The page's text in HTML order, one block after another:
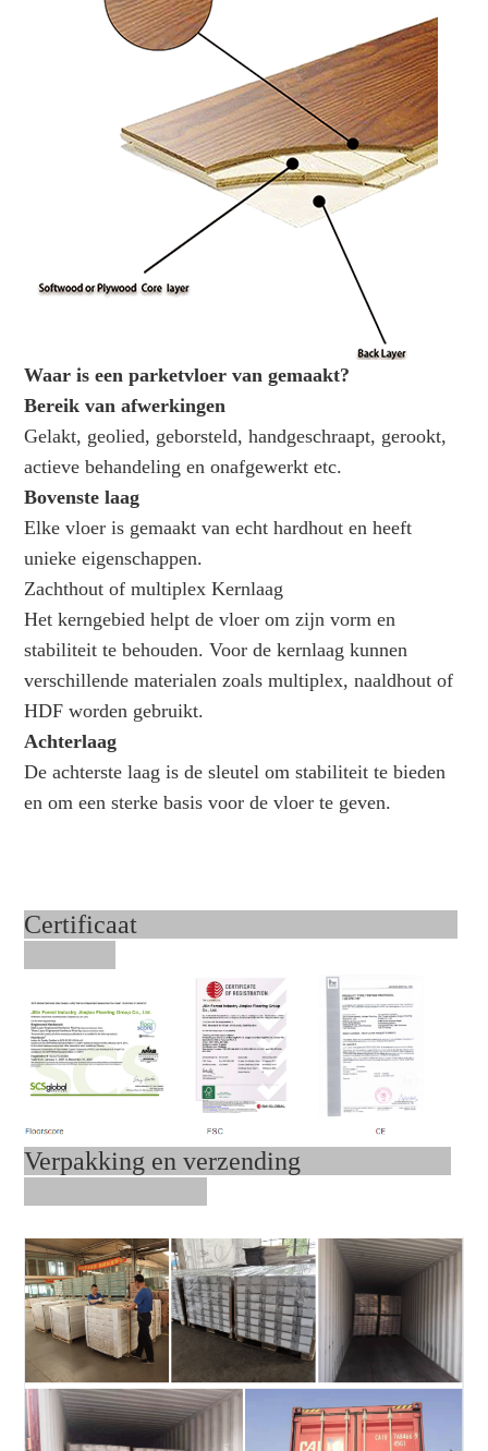
Waar is een parketvloer van gemaakt?
Bereik van afwerkingen
Gelakt, geolied, geborsteld, handgeschraapt, gerookt,
actieve behandeling en onafgewerkt etc.
Bovenste laag
Elke vloer is gemaakt van echt hardhout en heeft
unieke eigenschappen.
Zachthout of multiplex Kernlaag
Het kerngebied helpt de vloer om zijn vorm en
stabiliteit te behouden. Voor de kernlaag kunnen
verschillende materialen zoals multiplex, naaldhout of
HDF worden gebruikt.
Achterlaag
De achterste laag is de sleutel om stabiliteit te bieden
en om een ​​sterke basis voor de vloer te geven.
Certificaat
Verpakking en verzending